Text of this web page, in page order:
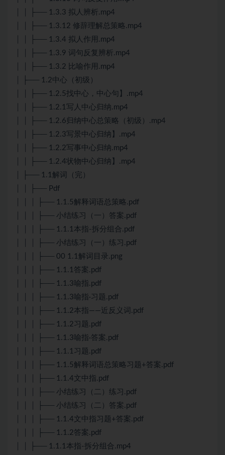
│ │ ├── 1.3.3 拟人辨析.mp4
│ │ ├── 1.3.12 修辞理解总策略.mp4
│ │ ├── 1.3.4 拟人作用.mp4
│ │ ├── 1.3.9 词句反复辨析.mp4
│ │ ├── 1.3.2 比喻作用.mp4
│ ├── 1.2中心（初级）
│ │ ├── 1.2.5找中心，中心句】.mp4
│ │ ├── 1.2.1写人中心归纳.mp4
│ │ ├── 1.2.6归纳中心总策略（初级）.mp4
│ │ ├── 1.2.3写景中心归纳】.mp4
│ │ ├── 1.2.2写事中心归纳.mp4
│ │ ├── 1.2.4状物中心归纳】.mp4
│ ├── 1.1解词（完）
│ │ ├── Pdf
│ │ │ ├── 1.1.5解释词语总策略.pdf
│ │ │ ├── 小结练习（一）答案.pdf
│ │ │ ├── 1.1.1本指-拆分组合.pdf
│ │ │ ├── 小结练习（一）练习.pdf
│ │ │ ├── 00 1.1解词目录.png
│ │ │ ├── 1.1.1答案.pdf
│ │ │ ├── 1.1.3喻指.pdf
│ │ │ ├── 1.1.3喻指·习题.pdf
│ │ │ ├── 1.1.2本指——近反义词.pdf
│ │ │ ├── 1.1.2习题.pdf
│ │ │ ├── 1.1.3喻指·答案.pdf
│ │ │ ├── 1.1.1习题.pdf
│ │ │ ├── 1.1.5解释词语总策略习题+答案.pdf
│ │ │ ├── 1.1.4文中指.pdf
│ │ │ ├── 小结练习（二）练习.pdf
│ │ │ ├── 小结练习（二）答案.pdf
│ │ │ ├── 1.1.4文中指习题+答案.pdf
│ │ │ ├── 1.1.2答案.pdf
│ │ ├── 1.1.1本指-拆分组合.mp4